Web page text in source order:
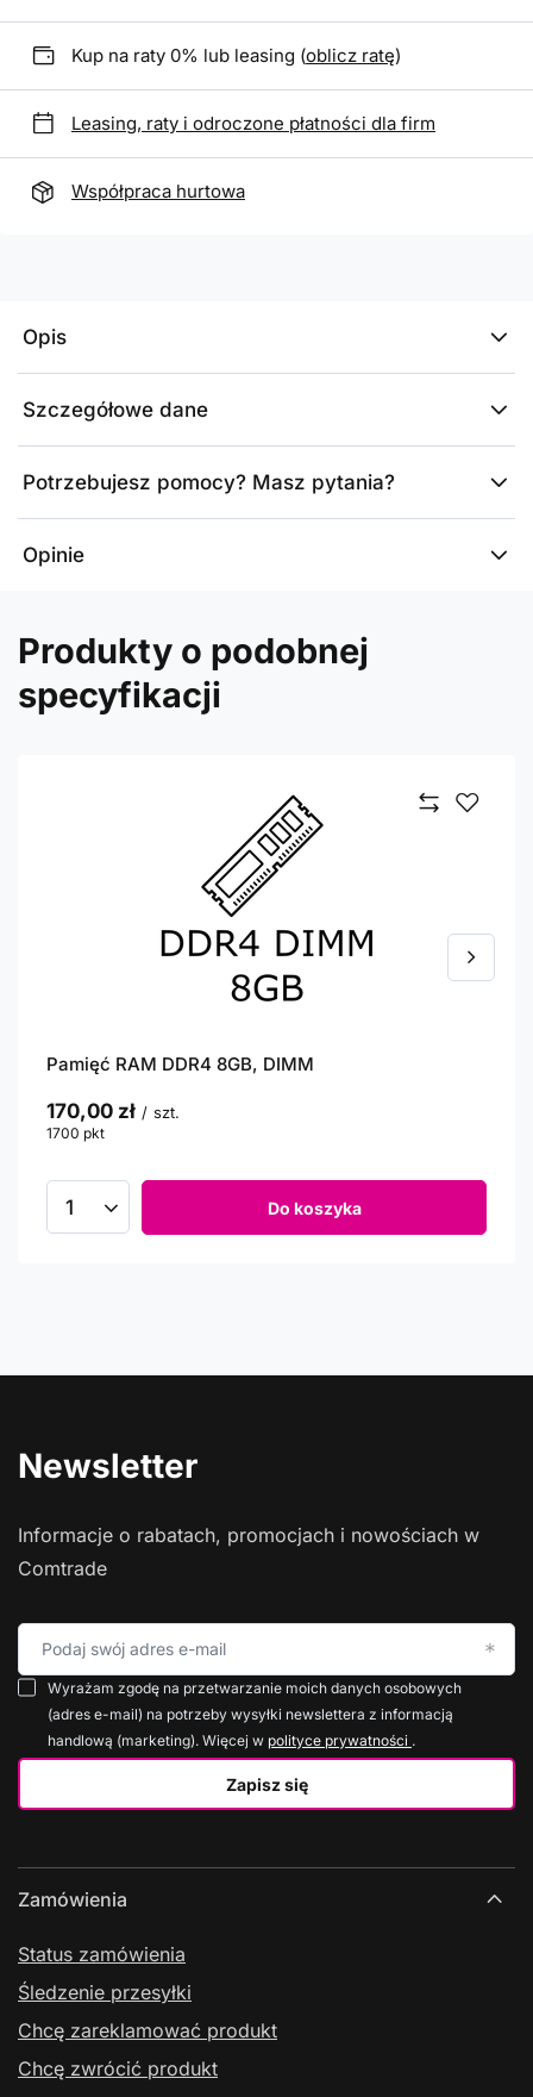
Kup na raty 0% lub leasing (oblicz ratę)
Leasing, raty i odroczone płatności dla firm
Współpraca hurtowa
Opis
Szczegółowe dane
Potrzebujesz pomocy? Masz pytania?
Opinie
Produkty o podobnej
specyfikacji
Pamięć RAM DDR4 8GB, DIMM
170,00 zł / szt.
1700 pkt
Do koszyka
Newsletter
Informacje o rabatach, promocjach i nowościach w
Comtrade
Podaj swój adres e-mail
Zapisz się
Wyrażam zgodę na przetwarzanie moich danych osobowych
(adres e-mail) na potrzeby wysyłki newslettera z informacją
handlową (marketing). Więcej w polityce prywatności .
Zamówienia
Status zamówienia
Śledzenie przesyłki
Chcę zareklamować produkt
Chcę zwrócić produkt